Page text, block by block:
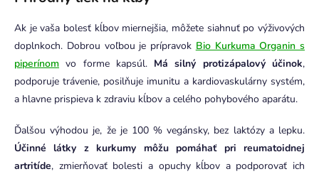
Ak je vaša bolesť kĺbov miernejšia, môžete siahnuť po výživových
doplnkoch. Dobrou voľbou je prípravok Bio Kurkuma Organin s
piperínom vo forme kapsúl. Má silný protizápalový účinok,
podporuje trávenie, posilňuje imunitu a kardiovaskulárny systém,
a hlavne prispieva k zdraviu kĺbov a celého pohybového aparátu.
Ďalšou výhodou je, že je 100 % vegánsky, bez laktózy a lepku.
Účinné látky z kurkumy môžu pomáhať pri reumatoidnej
artritíde, zmierňovať bolesti a opuchy kĺbov a podporovať ich